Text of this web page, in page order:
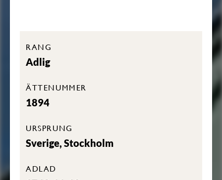
RANG
Adlig
ÄTTENUMMER
1894
URSPRUNG
Sverige, Stockholm
ADLAD